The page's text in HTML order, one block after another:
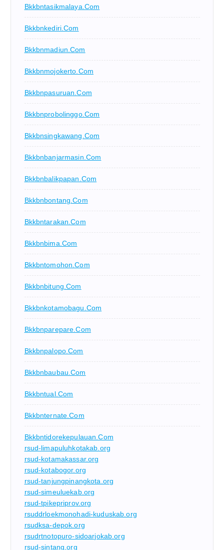
Bkkbntasikmalaya.com
Bkkbnkediri.com
Bkkbnmadiun.com
Bkkbnmojokerto.com
Bkkbnpasuruan.com
Bkkbnprobolinggo.com
Bkkbnsingkawang.com
Bkkbnbanjarmasin.com
Bkkbnbalikpapan.com
Bkkbnbontang.com
Bkkbntarakan.com
Bkkbnbima.com
Bkkbntomohon.com
Bkkbnbitung.com
Bkkbnkotamobagu.com
Bkkbnparepare.com
Bkkbnpalopo.com
Bkkbnbaubau.com
Bkkbntual.com
Bkkbnternate.com
Bkkbntidorekepulauan.com
rsud-limapuluhkotakab.org
rsud-kotamakassar.org
rsud-kotabogor.org
rsud-tanjungpinangkota.org
rsud-simeuluekab.org
rsud-tpikepriprov.org
rsuddrloekmonohadi-kuduskab.org
rsudksa-depok.org
rsudrtnotopuro-sidoarjokab.org
rsud-sintang.org